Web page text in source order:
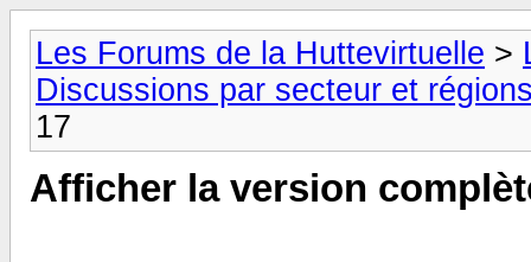
Les Forums de la Huttevirtuelle >
Discussions par secteur et
17
Afficher la version